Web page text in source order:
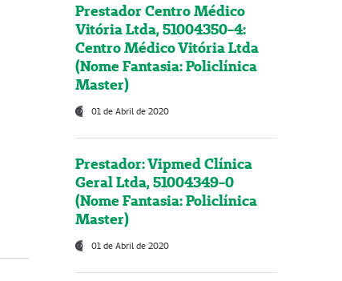
Prestador Centro Médico
Vitória Ltda, 51004350-4:
Centro Médico Vitória Ltda
(Nome Fantasia: Policlínica
Master)
01 de Abril de 2020
Prestador: Vipmed Clínica
Geral Ltda, 51004349-0
(Nome Fantasia: Policlínica
Master)
01 de Abril de 2020